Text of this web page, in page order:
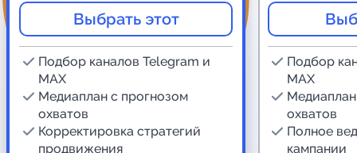
Подбор
MAX
охватов
Полное
кампании
Выбрать этот
Подбор каналов Telegram и
MAX
Медиаплан с прогнозом
охватов
Корректировка стратегий
продвижения